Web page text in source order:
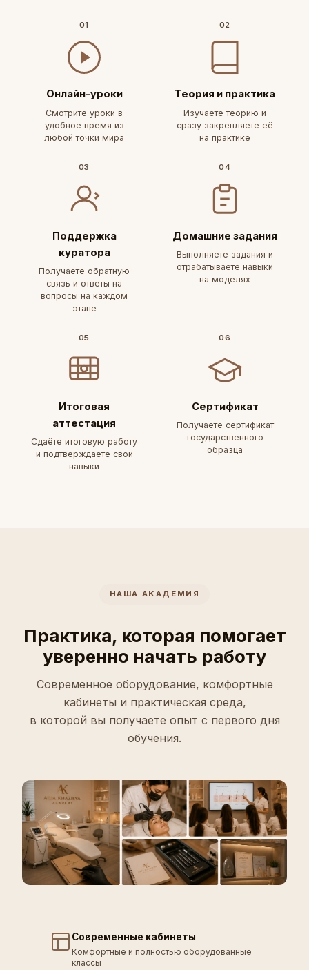
01
Онлайн-уроки
Смотрите уроки в
удобное время из
любой точки мира
02
Теория и практика
Изучаете теорию и
сразу закрепляете её
на практике
03
Поддержка
куратора
Получаете обратную
связь и ответы на
вопросы на каждом
этапе
04
Домашние задания
Выполняете задания и
отрабатываете навыки
на моделях
05
Итоговая
аттестация
Сдаёте итоговую работу
и подтверждаете свои
навыки
06
Сертификат
Получаете сертификат
государственного
образца
НАША АКАДЕМИЯ
Практика, которая помогает
уверенно начать работу
Современное оборудование, комфортные
кабинеты и практическая среда,
в которой вы получаете опыт с первого дня
обучения.
Современные кабинеты
Комфортные и полностью оборудованные
классы